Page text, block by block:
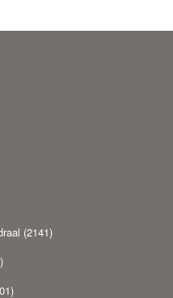
(2141)